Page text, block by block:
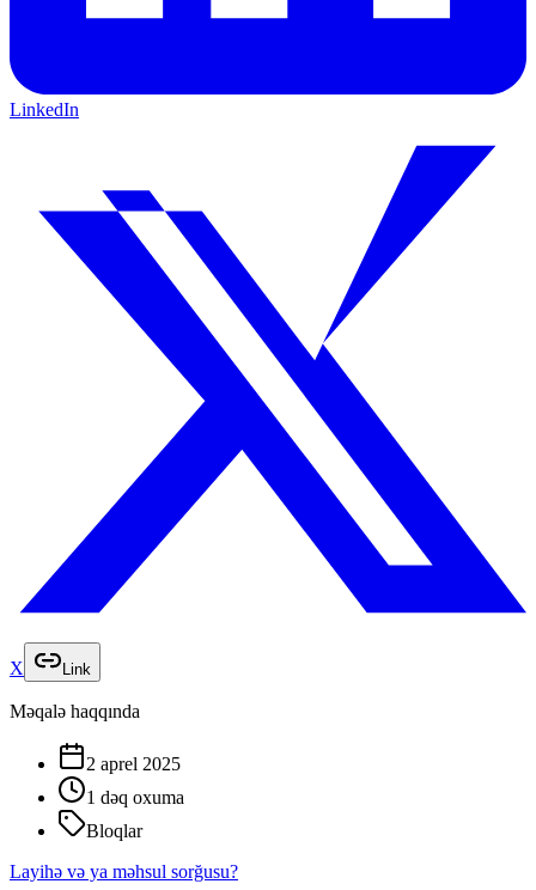
LinkedIn
X Link
Məqalə haqqında
2 aprel 2025
1 dəq oxuma
Bloqlar
Layihə və ya məhsul sorğusu?